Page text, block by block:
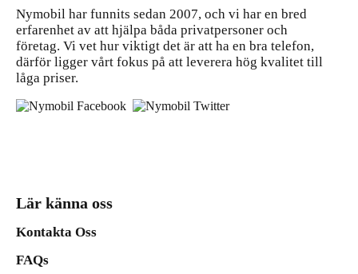
Nymobil har funnits sedan 2007, och vi har en bred
erfarenhet av att hjälpa båda privatpersoner och
företag. Vi vet hur viktigt det är att ha en bra telefon,
därför ligger vårt fokus på att leverera hög kvalitet till
låga priser.
Lär känna oss
Kontakta Oss
FAQs